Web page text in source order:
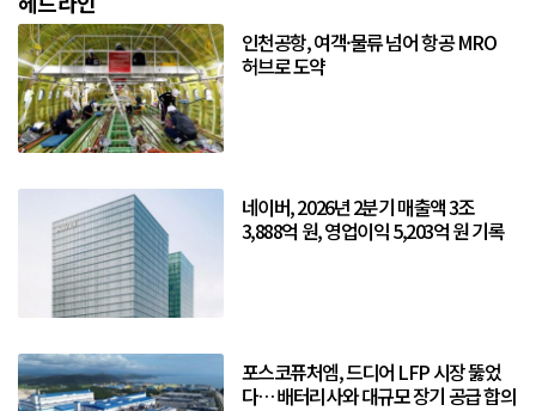
인천공항, 여객·물류 넘어 항공 MRO
허브로 도약
네이버, 2026년 2분기 매출액 3조
3,888억 원, 영업이익 5,203억 원 기록
포스코퓨처엠, 드디어 LFP 시장 뚫었
다… 배터리사와 대규모 장기 공급 합의